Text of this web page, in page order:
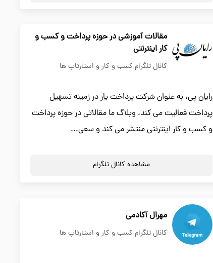
مقالات آموزشی در حوزه پرداخت و کسب و
کار اینترنتی
کانال تلگرام کسب و کار و استارتاپ ها
رایان پی، به عنوان شرکت پرداخت یار در زمینه تسهیل
پرداخت فعالیت می کند، وبلاگ ما مقالاتی در حوزه پرداخت
و کسب و کار اینترنتی منتشر می کند و سعی...
مشاهده کانال تلگرام
مهرال آکادمی
کانال تلگرام کسب و کار و استارتاپ ها